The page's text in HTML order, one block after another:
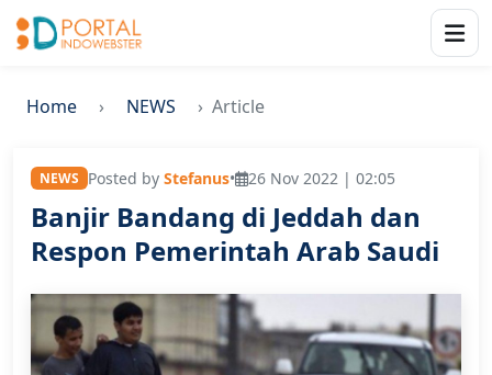
Home NEWS Article
NEWS Posted by Stefanus• 26 Nov 2022 | 02:05
Banjir Bandang di Jeddah dan
Respon Pemerintah Arab Saudi